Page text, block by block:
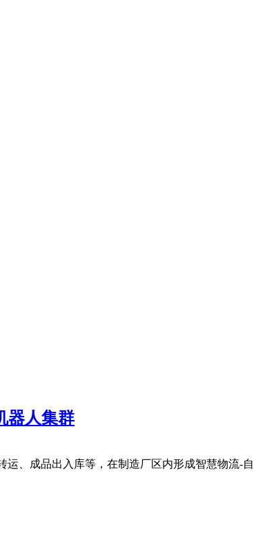
器人集群
、成品出入库等，在制造厂区内形成智慧物流-